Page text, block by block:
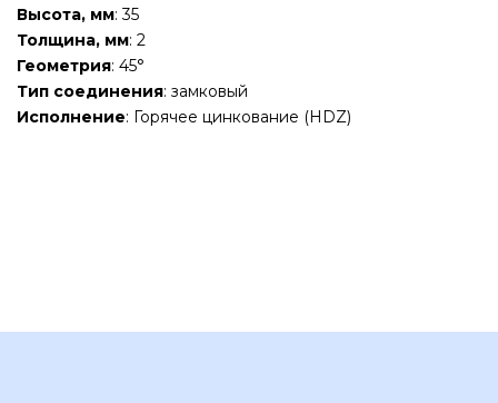
Высота, мм: 35
Толщина, мм: 2
Геометрия: 45°
Тип соединения: замковый
Исполнение: Горячее цинкование (HDZ)